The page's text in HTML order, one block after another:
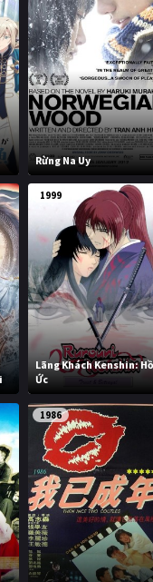
Rừng Na Uy
1999
Lãng Khách Kenshin:
Ức
1986